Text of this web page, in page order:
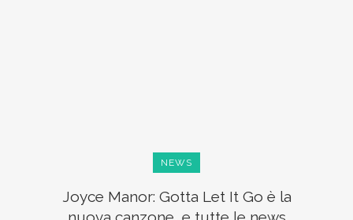
NEWS
Joyce Manor: Gotta Let It Go è la